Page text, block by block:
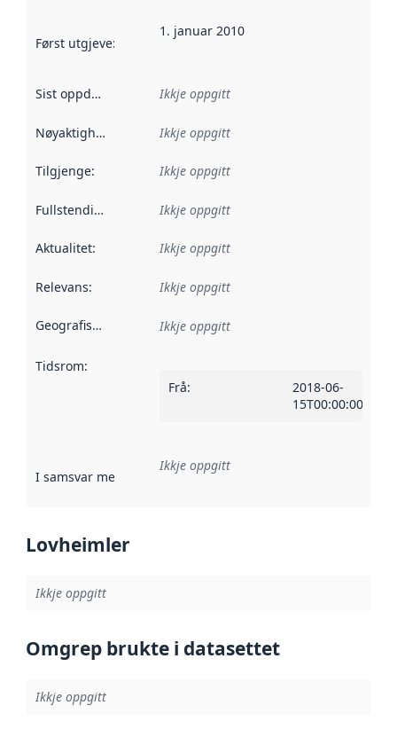
Først utgjeve: Denne datoen seier når dataa i dette
1. januar 2010
Sist oppdatert Ikkje oppgitt
Nøyaktigheit Ikkje oppgitt
Tilgjenge: Ikkje oppgitt
Fullstendigheit Ikkje oppgitt
Aktualitet: Ikkje oppgitt
Relevans: Ikkje oppgitt
Geografisk område Ikkje oppgitt
Tidsrom:
Frå:
2018-06-
15T00:00:00Z
I samsvar med Referanse til ei implementeringsregel eller
Ikkje oppgitt
Lovheimler
Ikkje oppgitt
Omgrep brukte i datasettet
Ikkje oppgitt